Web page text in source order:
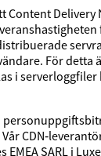
Content Delivery
För detta
i serverloggfiler
EMEA SARL i